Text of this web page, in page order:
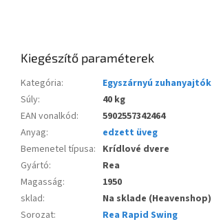
Kiegészítő paraméterek
Kategória:
Egyszárnyú zuhanyajtók
Súly:
40 kg
EAN vonalkód:
5902557342464
Anyag:
edzett üveg
Bemenetel típusa: Krídlové dvere
Gyártó:
Rea
Magasság:
1950
sklad:
Na sklade (Heavenshop)
Sorozat:
Rea Rapid Swing